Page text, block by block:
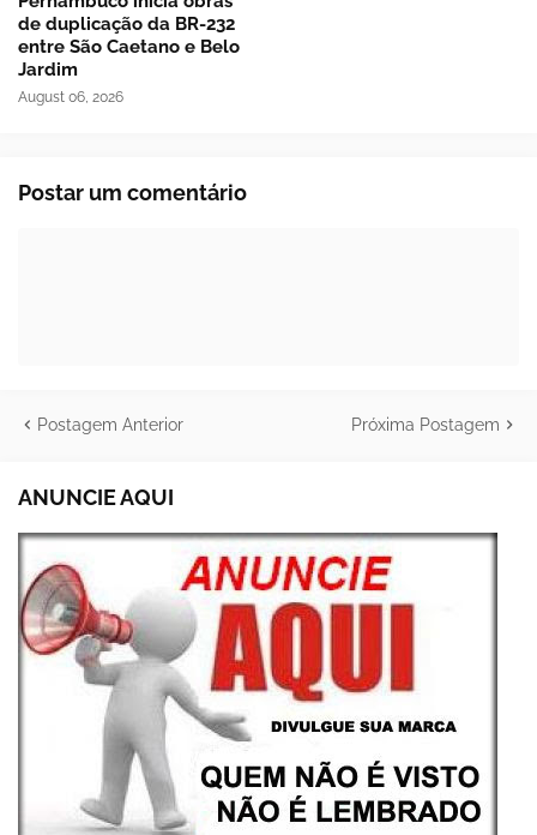
de duplicação da BR-232
entre São Caetano e Belo
Jardim
August 06, 2026
Postar um comentário
Postagem Anterior Próxima Postagem
ANUNCIE AQUI